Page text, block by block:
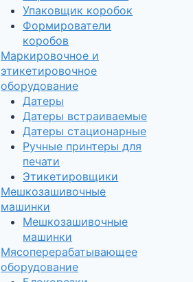
Упаковщик коробок
Формирователи
коробов
Маркировочное и
этикетировочное
оборудование
Датеры
Датеры встраиваемые
Датеры стационарные
Ручные принтеры для
печати
Этикетировщики
Мешкозашивочные
машинки
Мешкозашивочные
машинки
Мясоперерабатывающее
оборудование